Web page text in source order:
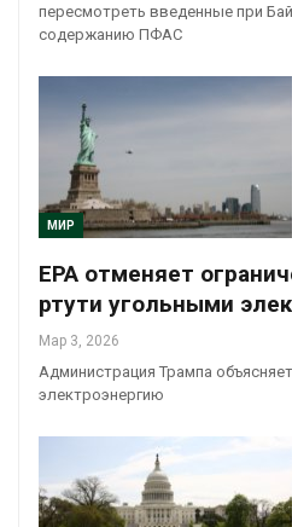
пересмотреть введенные при
содержанию ПФАС
МИР
EPA отменяет
ртути угольными
Мар 3, 2026
Администрация Трампа
электроэнергию